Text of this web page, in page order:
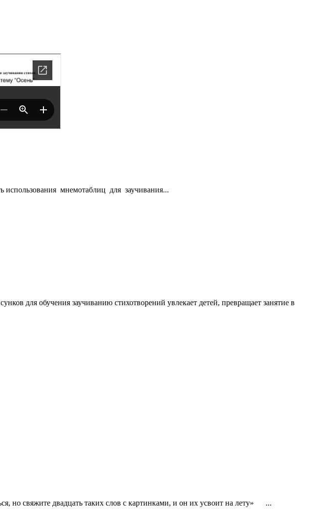
мнемотаблиц для заучивания...
для обучения заучиванию стихотворений увлекает детей, превращает занятие в
но свяжите двадцать таких слов с картинками, и он их усвоит на лету» ...